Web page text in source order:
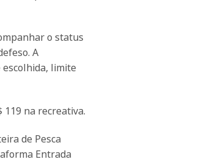
o status
A
limite
119 na recreativa.
de Pesca
Entrada